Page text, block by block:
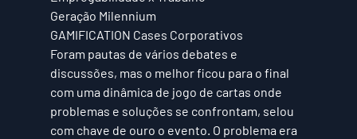
Geração Milennium
GAMIFICATION Cases Corporativos
Foram pautas de vários debates e
discussões, mas o melhor ficou para o final
com uma dinâmica de jogo de cartas onde
problemas e soluções se confrontam, selou
com chave de ouro o evento. O problema era